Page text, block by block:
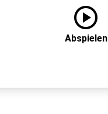
play_circle
Abspielen